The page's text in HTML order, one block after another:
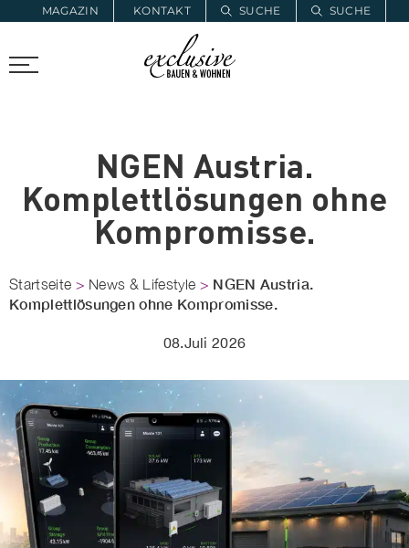
MAGAZIN KONTAKT SUCHE
SUCHE
PROARCHITEC PROINSTALL
NGEN Austria.
Komplettlösungen ohne
Kompromisse.
Startseite > News & Lifestyle > NGEN Austria.
Komplettlösungen ohne Kompromisse.
08.Juli 2026